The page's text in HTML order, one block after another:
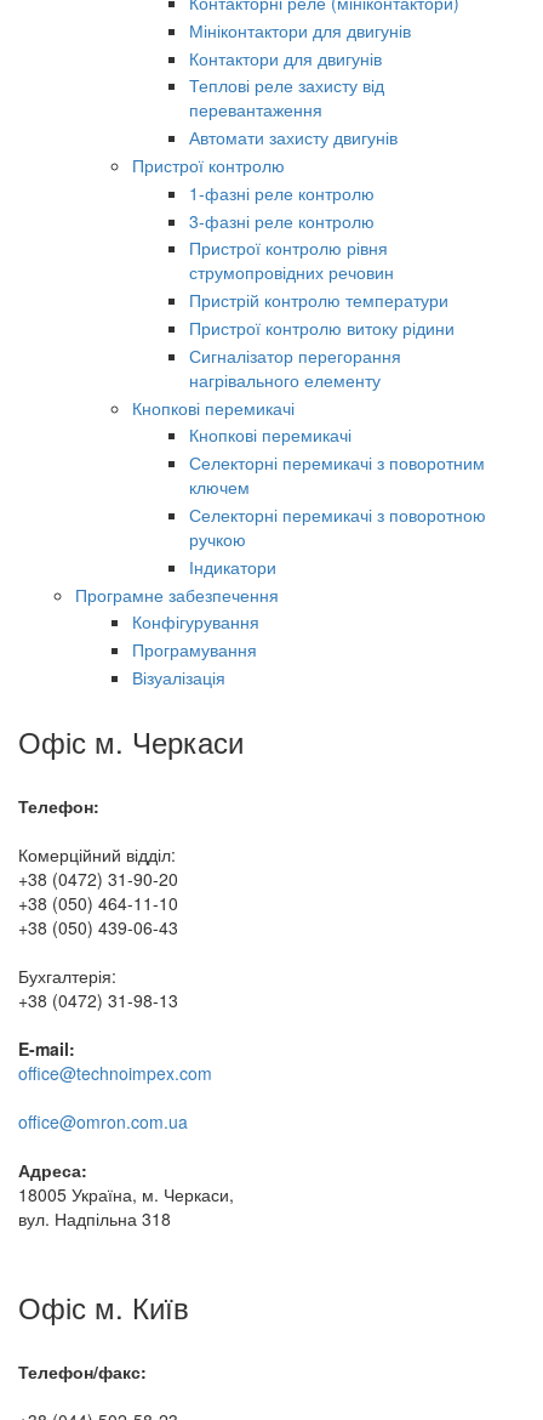
Мініконтактори для двигунів
Контактори для двигунів
Теплові реле захисту від
перевантаження
Автомати захисту двигунів
Пристрої контролю
1-фазні реле контролю
3-фазні реле контролю
Пристрої контролю рівня
струмопровідних речовин
Пристрій контролю температури
Пристрої контролю витоку рідини
Сигналізатор перегорання
нагрівального елементу
Кнопкові перемикачі
Кнопкові перемикачі
Селекторні перемикачі з поворотним
ключем
Селекторні перемикачі з поворотною
ручкою
Індикатори
Програмне забезпечення
Конфігурування
Програмування
Візуалізація
Офіс м. Черкаси
Телефон:
Комерційний відділ:
+38 (0472) 31-90-20
+38 (050) 464-11-10
+38 (050) 439-06-43
Бухгалтерія:
+38 (0472) 31-98-13
E-mail:
office@technoimpex.com
office@omron.com.ua
Адреса:
18005 Україна, м. Черкаси,
вул. Надпільна 318
Офіс м. Київ
Телефон/факс: